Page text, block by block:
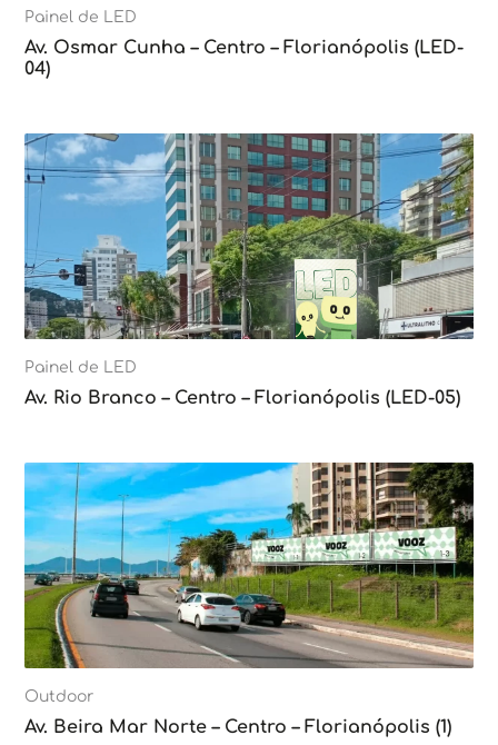
Painel de LED
Av. Osmar Cunha – Centro – Florianópolis (LED-
04)
Painel de LED
Av. Rio Branco – Centro – Florianópolis (LED-05)
Outdoor
Av. Beira Mar Norte – Centro – Florianópolis (1)